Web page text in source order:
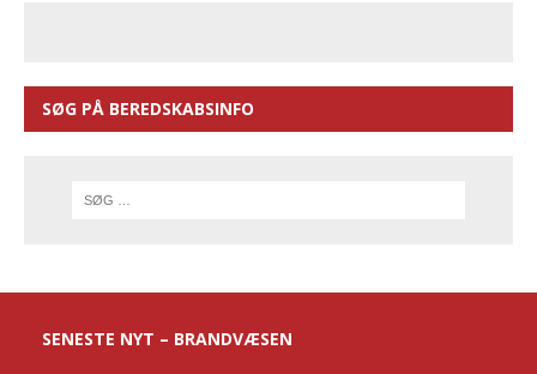
SØG PÅ BEREDSKABSINFO
SENESTE NYT – BRANDVÆSEN